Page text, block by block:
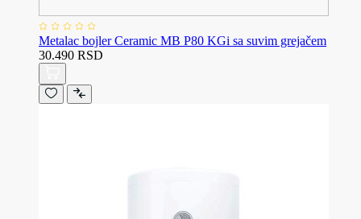
Metalac bojler Ceramic MB P80 KGi sa suvim grejačem
30.490 RSD